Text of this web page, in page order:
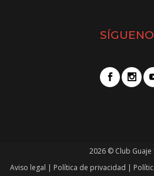
2026 © Club Guaje
Aviso legal | Política de privacidad |